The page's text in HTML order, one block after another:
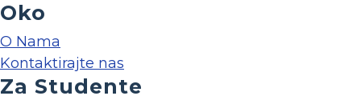
Oko
O Nama
Kontaktirajte nas
Za Studente